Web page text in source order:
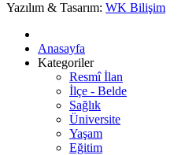
Yazılım & Tasarım: WK Bilişim
Anasayfa
Kategoriler
Resmî İlan
İlçe - Belde
Sağlık
Üniversite
Yaşam
Eğitim